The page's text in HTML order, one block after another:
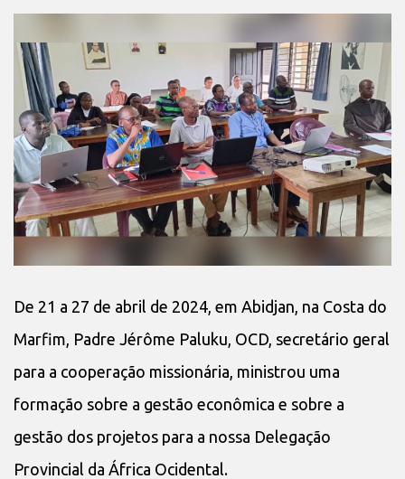
De 21 a 27 de abril de 2024, em Abidjan, na Costa do
Marfim, Padre Jérôme Paluku, OCD, secretário geral
para a cooperação missionária, ministrou uma
formação sobre a gestão econômica e sobre a
gestão dos projetos para a nossa Delegação
Provincial da África Ocidental.